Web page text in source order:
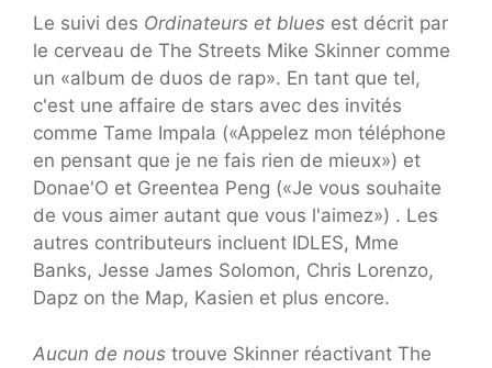
Le suivi des Ordinateurs et blues est décrit par
le cerveau de The Streets Mike Skinner comme
un «album de duos de rap». En tant que tel,
c'est une affaire de stars avec des invités
comme Tame Impala («Appelez mon téléphone
en pensant que je ne fais rien de mieux») et
Donae'O et Greentea Peng («Je vous souhaite
de vous aimer autant que vous l'aimez») . Les
autres contributeurs incluent IDLES, Mme
Banks, Jesse James Solomon, Chris Lorenzo,
Dapz on the Map, Kasien et plus encore.
Aucun de nous trouve Skinner réactivant The